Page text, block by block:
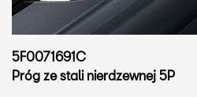
5F0071691C
Próg ze stali nierdzewnej 5P